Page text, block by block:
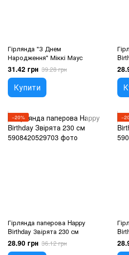
Гірлянда "З Днем
Народження" Міккі Маус
31.42 грн 39.28 грн
Купити
−20%
Гірлянда паперова Happy
Birthday Звірята 230 см
28.90 грн 36.12 грн